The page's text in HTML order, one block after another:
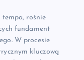
rośnie
fundament
W procesie
kluczową